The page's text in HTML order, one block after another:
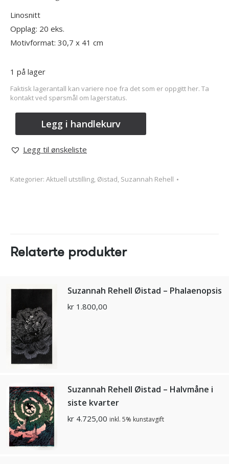
Linosnitt
Opplag: 20 eks.
Motivformat: 30,7 x 41 cm
1 på lager
Faktisk lagerantall kan variere noe fra det som er oppgitt her. Ta
kontakt ved spørsmål om lagerstatus.
Legg i handlekurv
Legg til ønskeliste
Kategorier: Aktuell utstilling, Øistad, Suzannah Rehell
Relaterte produkter
Suzannah Rehell Øistad – Phalaenopsis
kr 1.800,00
Suzannah Rehell Øistad – Halvmåne i
siste kvarter
kr 4.725,00 inkl. 5% kunstavgift